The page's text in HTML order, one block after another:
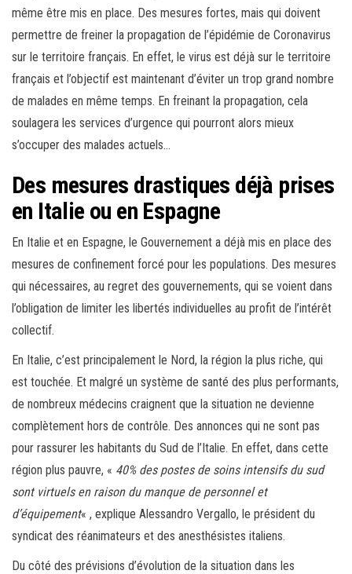
même être mis en place. Des mesures fortes, mais qui doivent
permettre de freiner la propagation de l’épidémie de Coronavirus
sur le territoire français. En effet, le virus est déjà sur le territoire
français et l’objectif est maintenant d’éviter un trop grand nombre
de malades en même temps. En freinant la propagation, cela
soulagera les services d’urgence qui pourront alors mieux
s’occuper des malades actuels…
Des mesures drastiques déjà prises
en Italie ou en Espagne
En Italie et en Espagne, le Gouvernement a déjà mis en place des
mesures de confinement forcé pour les populations. Des mesures
qui nécessaires, au regret des gouvernements, qui se voient dans
l’obligation de limiter les libertés individuelles au profit de l’intérêt
collectif.
En Italie, c’est principalement le Nord, la région la plus riche, qui
est touchée. Et malgré un système de santé des plus performants,
de nombreux médecins craignent que la situation ne devienne
complètement hors de contrôle. Des annonces qui ne sont pas
pour rassurer les habitants du Sud de l’Italie. En effet, dans cette
région plus pauvre, « 40% des postes de soins intensifs du sud
sont virtuels en raison du manque de personnel et
d’équipement« , explique Alessandro Vergallo, le président du
syndicat des réanimateurs et des anesthésistes italiens.
Du côté des prévisions d’évolution de la situation dans les